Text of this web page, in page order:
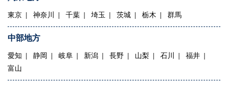
東京 神奈川 千葉 埼玉 茨城 栃木 群馬
中部地方
愛知 静岡 岐阜 新潟 長野 山梨 石川
福井
富山